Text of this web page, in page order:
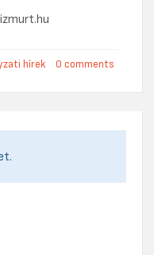
hírek 0 comments